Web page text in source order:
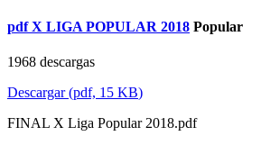
pdf X LIGA POPULAR 2018 Popular
1968 descargas
Descargar(pdf, 15 KB)
FINAL X Liga Popular 2018.pdf